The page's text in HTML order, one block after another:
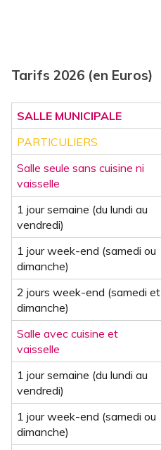
Tarifs 2026 (en Euros)
SALLE MUNICIPALE
PARTICULIERS
Salle seule sans cuisine ni
vaisselle
1 jour semaine (du lundi au
vendredi)
1 jour week-end (samedi ou
dimanche)
2 jours week-end (samedi et
dimanche)
Salle avec cuisine et
vaisselle
1 jour semaine (du lundi au
vendredi)
1 jour week-end (samedi ou
dimanche)